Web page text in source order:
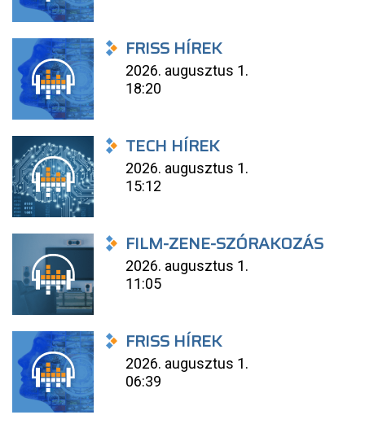
FRISS HÍREK
2026. augusztus 1.
18:20
TECH HÍREK
2026. augusztus 1.
15:12
FILM-ZENE-SZÓRAKOZÁS
2026. augusztus 1.
11:05
FRISS HÍREK
2026. augusztus 1.
06:39